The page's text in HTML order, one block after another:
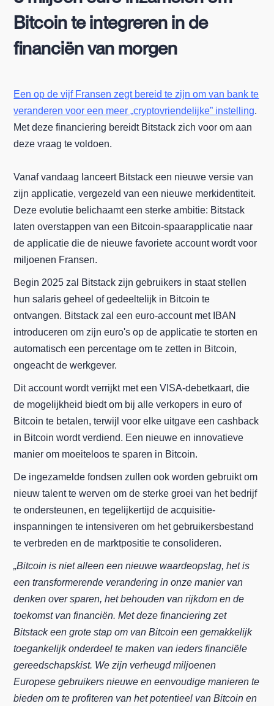
Bitcoin te integreren in de
financiën van morgen
Een op de vijf Fransen zegt bereid te zijn om van bank te
veranderen voor een meer „cryptovriendelijke” instelling.
Met deze financiering bereidt Bitstack zich voor om aan
deze vraag te voldoen.
Vanaf vandaag lanceert Bitstack een nieuwe versie van
zijn applicatie, vergezeld van een nieuwe merkidentiteit.
Deze evolutie belichaamt een sterke ambitie: Bitstack
laten overstappen van een Bitcoin-spaarapplicatie naar
de applicatie die de nieuwe favoriete account wordt voor
miljoenen Fransen.
Begin 2025 zal Bitstack zijn gebruikers in staat stellen
hun salaris geheel of gedeeltelijk in Bitcoin te
ontvangen. Bitstack zal een euro-account met IBAN
introduceren om zijn euro's op de applicatie te storten en
automatisch een percentage om te zetten in Bitcoin,
ongeacht de werkgever.
Dit account wordt verrijkt met een VISA-debetkaart, die
de mogelijkheid biedt om bij alle verkopers in euro of
Bitcoin te betalen, terwijl voor elke uitgave een cashback
in Bitcoin wordt verdiend. Een nieuwe en innovatieve
manier om moeiteloos te sparen in Bitcoin.
De ingezamelde fondsen zullen ook worden gebruikt om
nieuw talent te werven om de sterke groei van het bedrijf
te ondersteunen, en tegelijkertijd de acquisitie-
inspanningen te intensiveren om het gebruikersbestand
te verbreden en de marktpositie te consolideren.
„Bitcoin is niet alleen een nieuwe waardeopslag, het is
een transformerende verandering in onze manier van
denken over sparen, het behouden van rijkdom en de
toekomst van financiën. Met deze financiering zet
Bitstack een grote stap om van Bitcoin een gemakkelijk
toegankelijk onderdeel te maken van ieders financiële
gereedschapskist. We zijn verheugd miljoenen
Europese gebruikers nieuwe en eenvoudige manieren te
bieden om te profiteren van het potentieel van Bitcoin en